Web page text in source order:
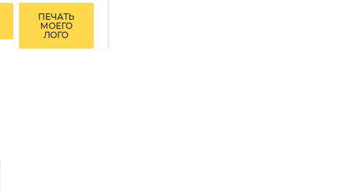
ПЕЧАТЬ
МОЕГО
ЛОГО